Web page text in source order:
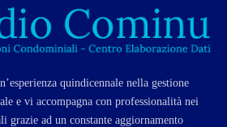
Facebook
WhatsApp
quindicennale nella gestione
e vi accompagna con professionalità nei
grazie ad un constante aggiornamento